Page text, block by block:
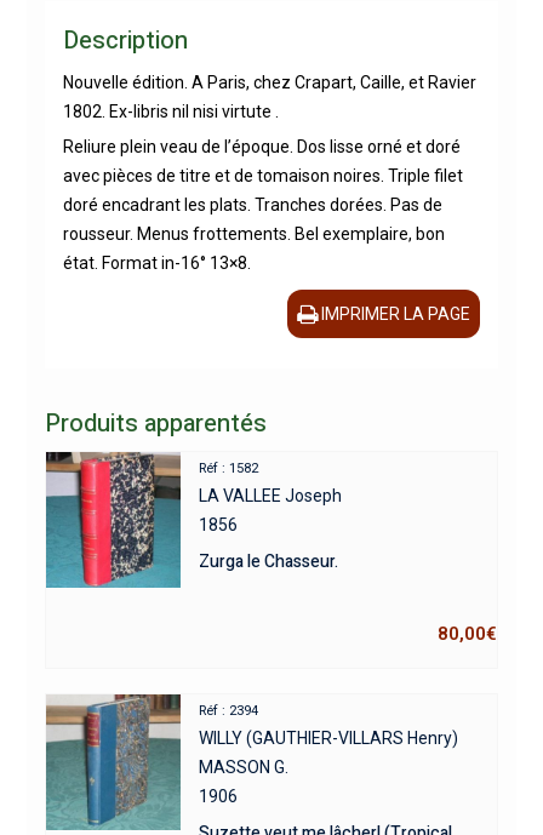
Description
Nouvelle édition. A Paris, chez Crapart, Caille, et Ravier
1802. Ex-libris nil nisi virtute .
Reliure plein veau de l’époque. Dos lisse orné et doré
avec pièces de titre et de tomaison noires. Triple filet
doré encadrant les plats. Tranches dorées. Pas de
rousseur. Menus frottements. Bel exemplaire, bon
état. Format in-16° 13×8.
IMPRIMER LA PAGE
Produits apparentés
Réf : 1582
LA VALLEE Joseph
1856
Zurga le Chasseur.
80,00€
Réf : 2394
WILLY (GAUTHIER-VILLARS Henry)
MASSON G.
1906